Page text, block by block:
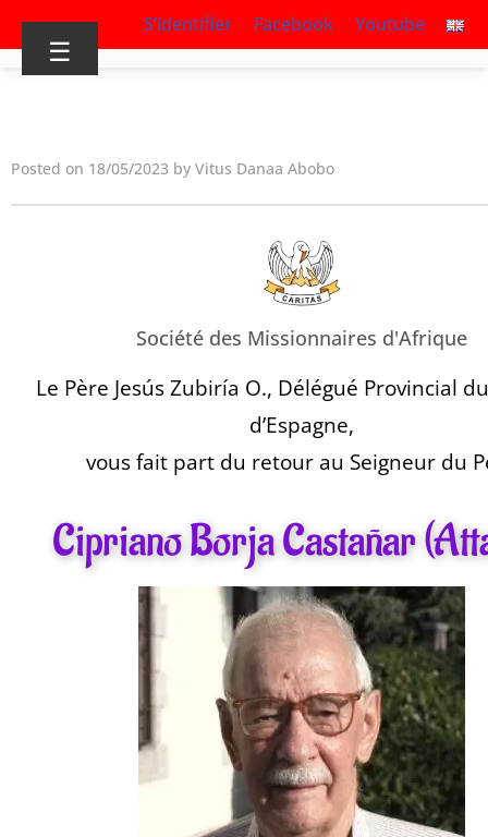
S’identifier Facebook Youtube
☰
Posted on 18/05/2023 by Vitus Danaa Abobo
Société des Missionnaires d'Afrique
Le Père Jesús Zubiría O., Délégué Provincial
d’Espagne,
vous fait part du retour au Seigneur du
Cipriano Borja Castañar